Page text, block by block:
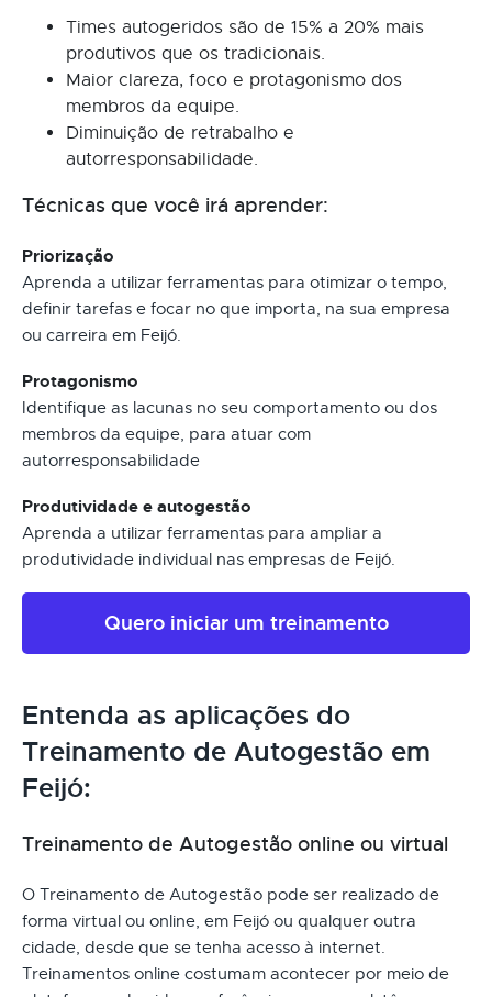
Times autogeridos são de 15% a 20% mais
produtivos que os tradicionais.
Maior clareza, foco e protagonismo dos
membros da equipe.
Diminuição de retrabalho e
autorresponsabilidade.
Técnicas que você irá aprender:
Priorização
Aprenda a utilizar ferramentas para otimizar o tempo,
definir tarefas e focar no que importa, na sua empresa
ou carreira em Feijó.
Protagonismo
Identifique as lacunas no seu comportamento ou dos
membros da equipe, para atuar com
autorresponsabilidade
Produtividade e autogestão
Aprenda a utilizar ferramentas para ampliar a
produtividade individual nas empresas de Feijó.
Quero iniciar um treinamento
Entenda as aplicações do
Treinamento de Autogestão em
Feijó:
Treinamento de Autogestão online ou virtual
O Treinamento de Autogestão pode ser realizado de
forma virtual ou online, em Feijó ou qualquer outra
cidade, desde que se tenha acesso à internet.
Treinamentos online costumam acontecer por meio de